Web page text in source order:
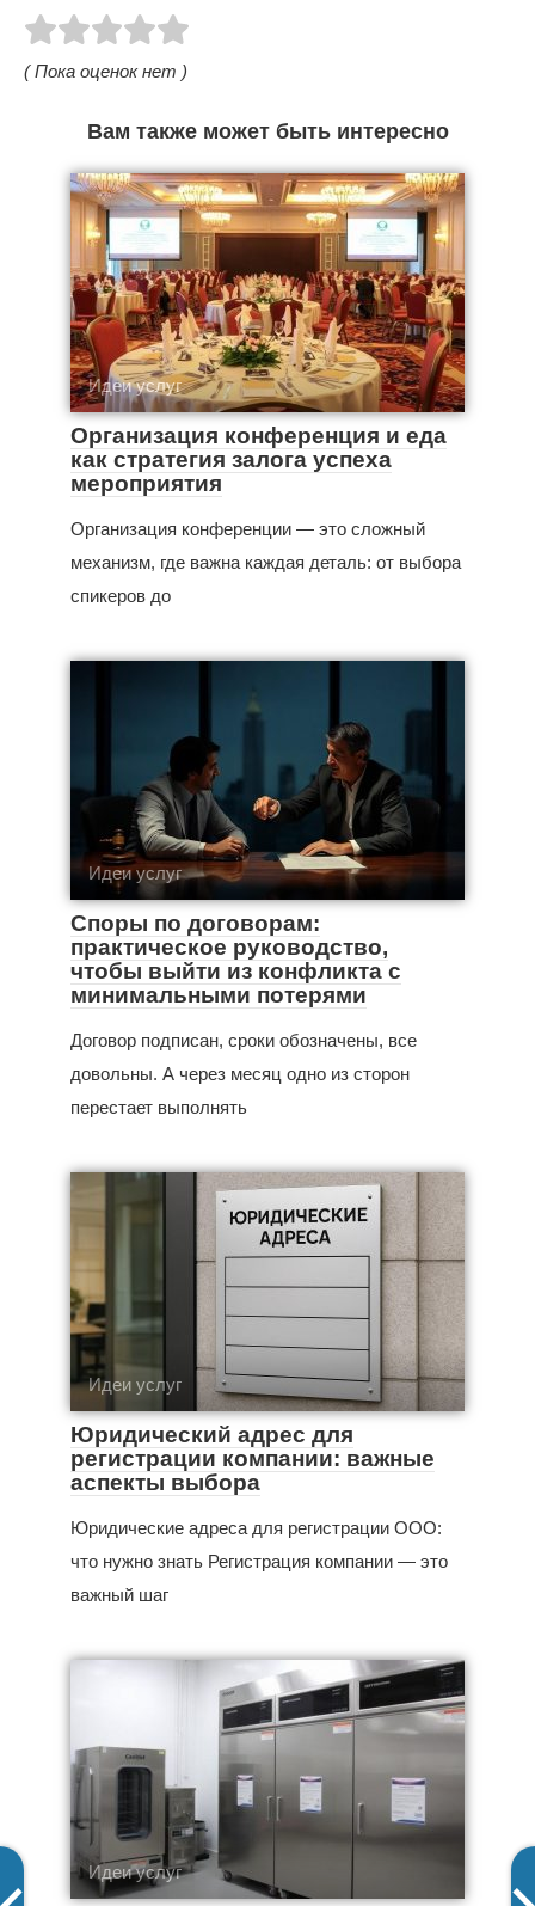
( Пока оценок нет )
Вам также может быть интересно
Идеи услуг
Организация конференция и еда
как стратегия залога успеха
мероприятия
Организация конференции — это сложный
механизм, где важна каждая деталь: от выбора
спикеров до
Идеи услуг
Споры по договорам:
практическое руководство,
чтобы выйти из конфликта с
минимальными потерями
Договор подписан, сроки обозначены, все
довольны. А через месяц одно из сторон
перестает выполнять
Идеи услуг
Юридический адрес для
регистрации компании: важные
аспекты выбора
Юридические адреса для регистрации ООО:
что нужно знать Регистрация компании — это
важный шаг
Идеи услуг